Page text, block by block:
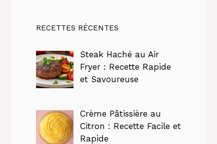
RECETTES RÉCENTES
Steak Haché au Air
Fryer : Recette Rapide
et Savoureuse
Crème Pâtissière au
Citron : Recette Facile et
Rapide